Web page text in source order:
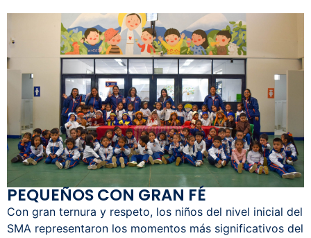
PEQUEÑOS CON GRAN FÉ
Con gran ternura y respeto, los niños del nivel inicial del
SMA representaron los momentos más significativos del